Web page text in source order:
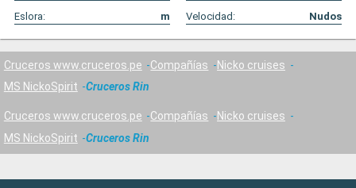
Eslora:
m Velocidad: Nudos
Cruceros www.cruceros.pe Compañías
Nicko cruises
MS NickoSpirit
Cruceros Rin
Cruceros www.cruceros.pe Compañías
Nicko cruises
MS NickoSpirit
Cruceros Rin